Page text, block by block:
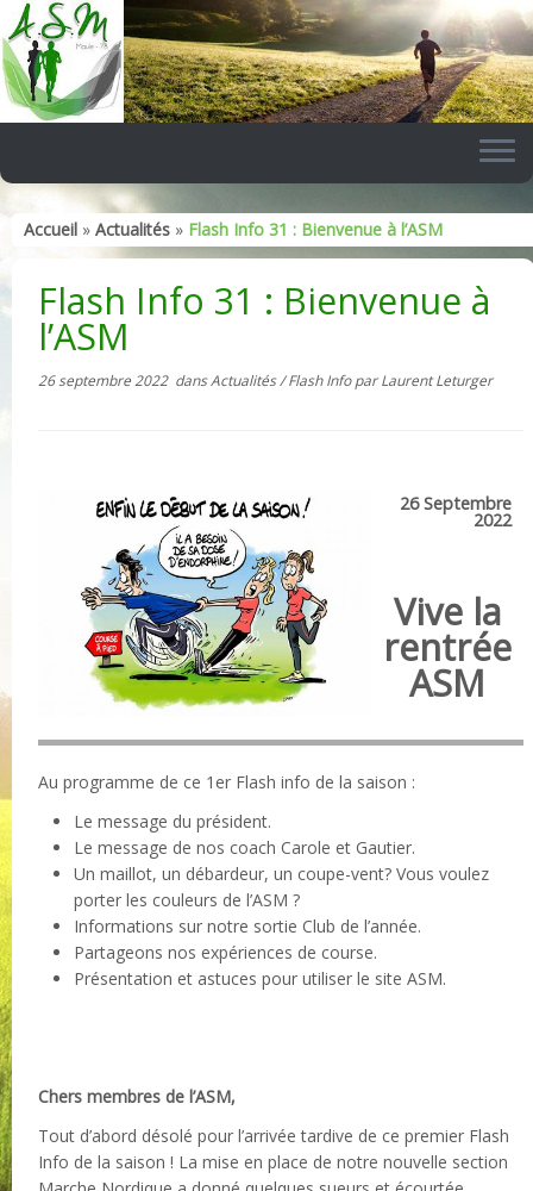
Skip
to
content
Accueil » Actualités » Flash Info 31 : Bienvenue à l’ASM
Flash Info 31 : Bienvenue à
l’ASM
26 septembre 2022dansActualités/Flash InfoparLaurent Leturger
26 Septembre
2022
Vive la
rentrée
ASM
Au programme de ce 1er Flash info de la saison :
Le message du président.
Le message de nos coach Carole et Gautier.
Un maillot, un débardeur, un coupe-vent? Vous voulez
porter les couleurs de l’ASM ?
Informations sur notre sortie Club de l’année.
Partageons nos expériences de course.
Présentation et astuces pour utiliser le site ASM.
Chers membres de l’ASM,
Tout d’abord désolé pour l’arrivée tardive de ce premier Flash
Info de la saison ! La mise en place de notre nouvelle section